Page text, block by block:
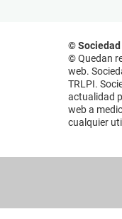
© Sociedad
© Quedan
web.
TRLPI.
actualidad
web a
cualquier